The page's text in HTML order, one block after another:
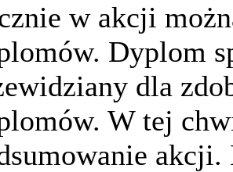
w akcji
Dyplom
dla
W tej